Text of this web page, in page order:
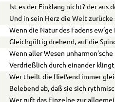
Ist es der Einklang nicht? der aus
Und in sein Herz die Welt
Wenn die Natur des Fadens ew’ge
Gleichgültig drehend, auf die
Wenn aller Wesen
Verdrießlich durch einander
Wer theilt die fließend immer
Belebend ab, daß sie sich